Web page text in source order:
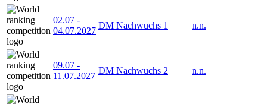
02.07 -
04.07.2027
DM Nachwuchs 1 n.n.
09.07 -
11.07.2027
DM Nachwuchs 2 n.n.